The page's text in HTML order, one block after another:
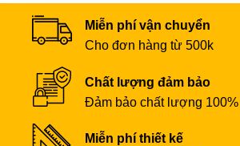
Miễn phí vận chuyển
Cho đơn hàng từ 500k
Chất lượng đảm bảo
Đảm bảo chất lượng 100%
Miễn phí thiết kế